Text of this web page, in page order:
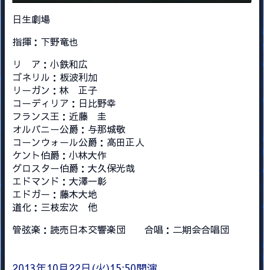
日生劇場
指揮：下野竜也
リ ア：小鉄和広
ゴネリル：板波利加
リーガン：林 正子
コーディリア：日比野幸
フランス王：近藤 圭
オルバニー公爵：与那城敬
コーンウォール公爵：高田正人
ケント伯爵：小林大作
グロスター伯爵：大久保光哉
エドマンド：大澤一彰
エドガー：藤木大地
道化：三枝宏次 他
管弦楽：読売日本交響楽団 合唱：二期会合唱団